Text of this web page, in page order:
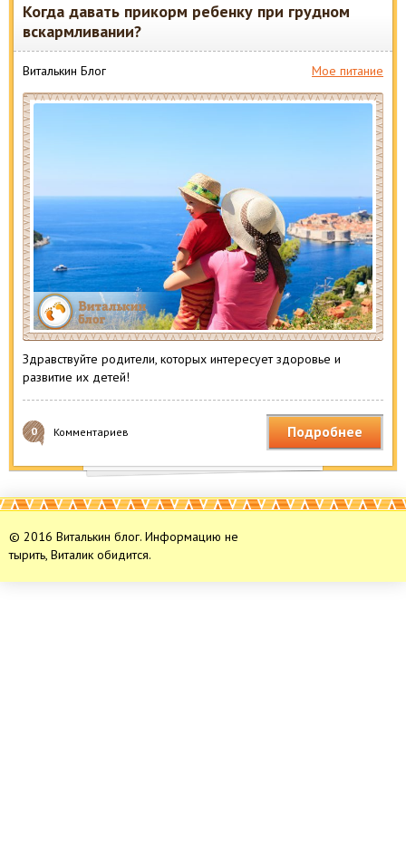
Когда давать прикорм ребенку при грудном
вскармливании?
Виталькин Блог Мое питание
Здравствуйте родители, которых интересует здоровье и
развитие их детей!
0 Комментариев Подробнее
© 2016 Виталькин блог. Информацию не
тырить, Виталик обидится.